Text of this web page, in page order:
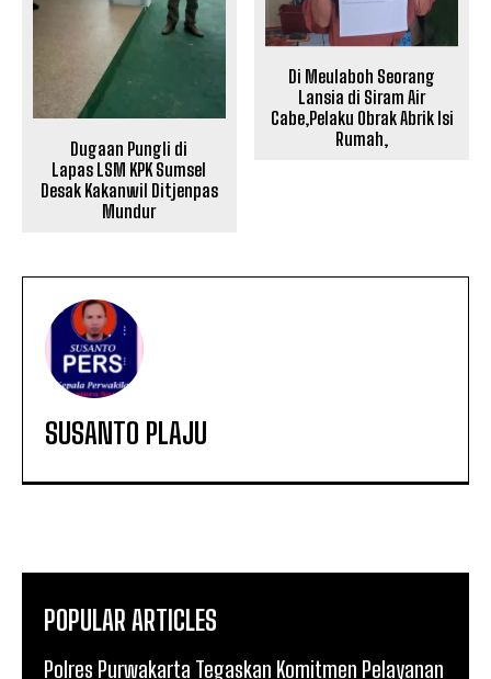
Dugaan Pungli di
Lapas LSM KPK Sumsel
Desak Kakanwil Ditjenpas
Mundur
Di Meulaboh Seorang
Lansia di Siram Air
Cabe,Pelaku Obrak Abrik Isi
Rumah,
SUSANTO PLAJU
POPULAR ARTICLES
Polres Purwakarta Tegaskan Komitmen Pelayanan